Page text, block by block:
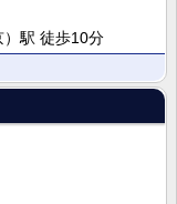
）駅 徒歩10分